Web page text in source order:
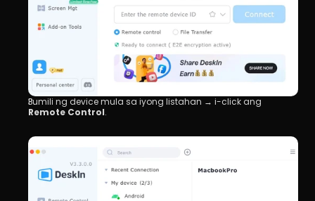
Remote Control.